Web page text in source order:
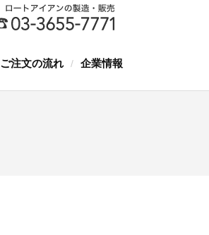
ご注文の流れ / 企業情報